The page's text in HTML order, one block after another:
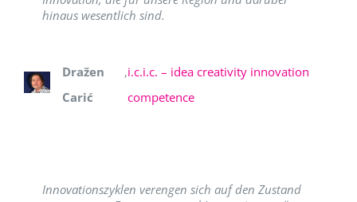
hinaus wesentlich sind.
Dražen
Carić
,i.c.i.c. – idea creativity innovation
competence
Innovationszyklen verengen sich auf den Zustand